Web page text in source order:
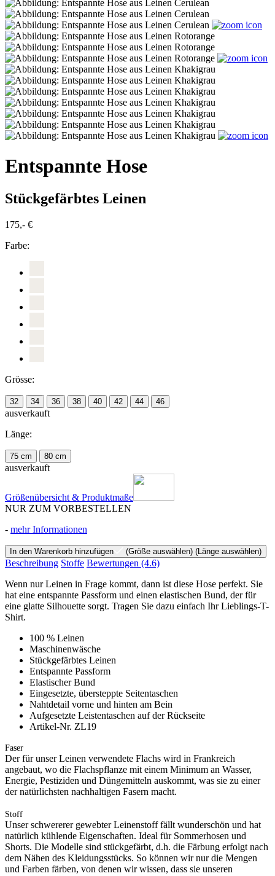
Entspannte Hose
Stückgefärbtes Leinen
175,- €
Farbe:
Grösse:
32 34 36 38 40 42 44 46
ausverkauft
Länge:
75 cm 80 cm
ausverkauft
Größenübersicht & Produktmaße
NUR ZUM VORBESTELLEN
- mehr Informationen
In den Warenkorb hinzufügen (Größe auswählen) (Länge auswählen)
Beschreibung Stoffe Bewertungen (4.6)
Wenn nur Leinen in Frage kommt, dann ist diese Hose perfekt. Sie
hat eine entspannte Passform und einen elastischen Bund, der für
eine glatte Silhouette sorgt. Tragen Sie dazu einfach Ihr Lieblings-T-
Shirt.
100 % Leinen
Maschinenwäsche
Stückgefärbtes Leinen
Entspannte Passform
Elastischer Bund
Eingesetzte, übersteppte Seitentaschen
Nahtdetail vorne und hinten am Bein
Aufgesetzte Leistentaschen auf der Rückseite
Artikel-Nr. ZL19
Faser
Der für unser Leinen verwendete Flachs wird in Frankreich
angebaut, wo die Flachspflanze mit einem Minimum an Wasser,
Energie, Pestiziden und Düngemitteln auskommt, was sie zu einer
der natürlichsten nachhaltigen Fasern macht.
Stoff
Unser schwererer gewebter Leinenstoff fällt wunderschön und hat
natürlich kühlende Eigenschaften. Ideal für Sommerhosen und
Shorts. Die Modelle sind stückgefärbt, d.h. die Färbung erfolgt nach
dem Nähen des Kleidungsstücks. So können wir nur die Mengen
und Farben färben, von denen wir wissen, dass sie unseren